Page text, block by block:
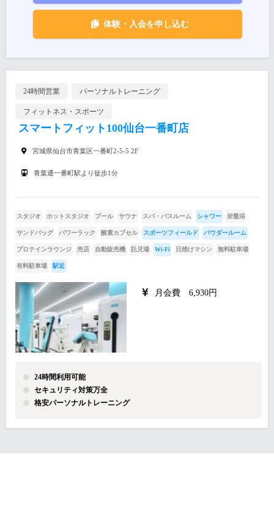
体験・入会を申し込む
24時間営業 パーソナルトレーニング
フィットネス・スポーツ
スマートフィット100仙台一番町店
宮城県仙台市青葉区一番町2-5-5 2F
青葉通一番町駅より徒歩1分
スタジオ ホットスタジオ プール サウナ スパ・バスルーム シャワー 岩盤浴
サンドバッグ パワーラック 酸素カプセル スポーツフィールド パウダールーム
プロテインラウンジ 売店 自動販売機 託児場 Wi-Fi 日焼けマシン 無料駐車場
有料駐車場 駅近
月会費 6,930円
24時間利用可能
セキュリティ対策万全
格安パーソナルトレーニング